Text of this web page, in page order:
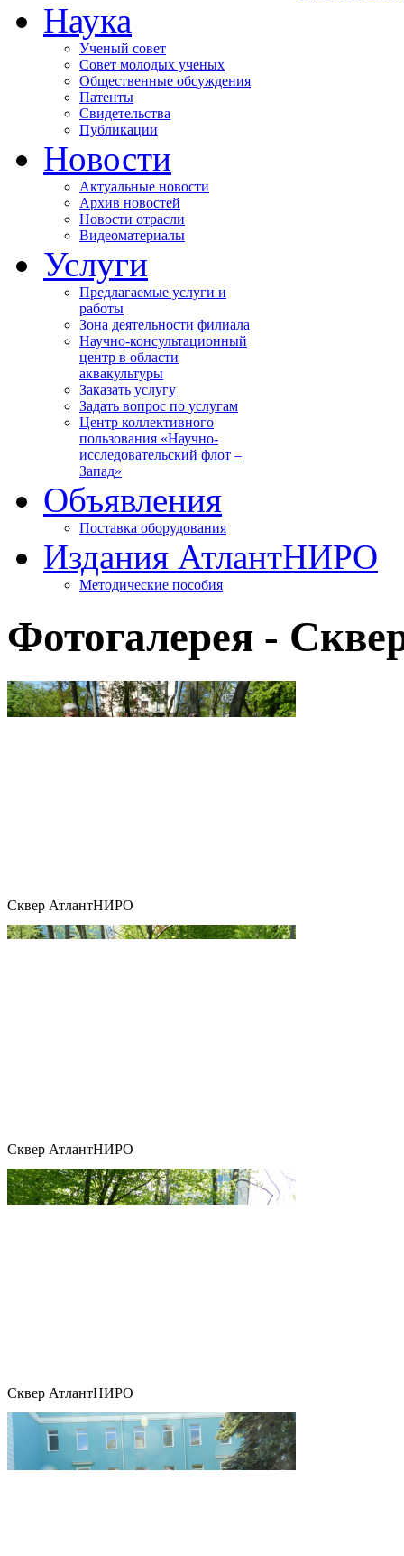
Наука
Ученый совет
Совет молодых ученых
Общественные обсуждения
Патенты
Свидетельства
Публикации
Новости
Актуальные новости
Архив новостей
Новости отрасли
Видеоматериалы
Услуги
Предлагаемые услуги и
работы
Зона деятельности филиала
Научно-консультационный
центр в области
аквакультуры
Заказать услугу
Задать вопрос по услугам
Центр коллективного
пользования «Научно-
исследовательский флот –
Запад»
Объявления
Поставка оборудования
Издания АтлантНИРО
Методические пособия
Фотогалерея -
Сквер АтлантНИРО
Сквер АтлантНИРО
Сквер АтлантНИРО